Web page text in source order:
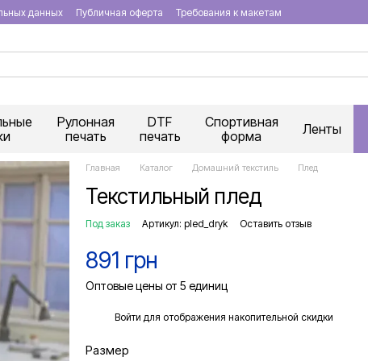
данных Публичная оферта Требования к макетам
Рулонная
печать
DTF
печать
Спортивная
форма
Ленты
Главная Каталог Домашний текстиль Плед
Текстильный плед
Под заказ Артикул: pled_dryk Оставить отзыв
891 грн
Оптовые цены от 5 единиц
Войти для отображения накопительной скидки
Размер